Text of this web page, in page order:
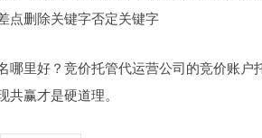
点删除关键字否定关键字
哪里好？竞价托管代运营公司的竞价账
共赢才是硬道理。